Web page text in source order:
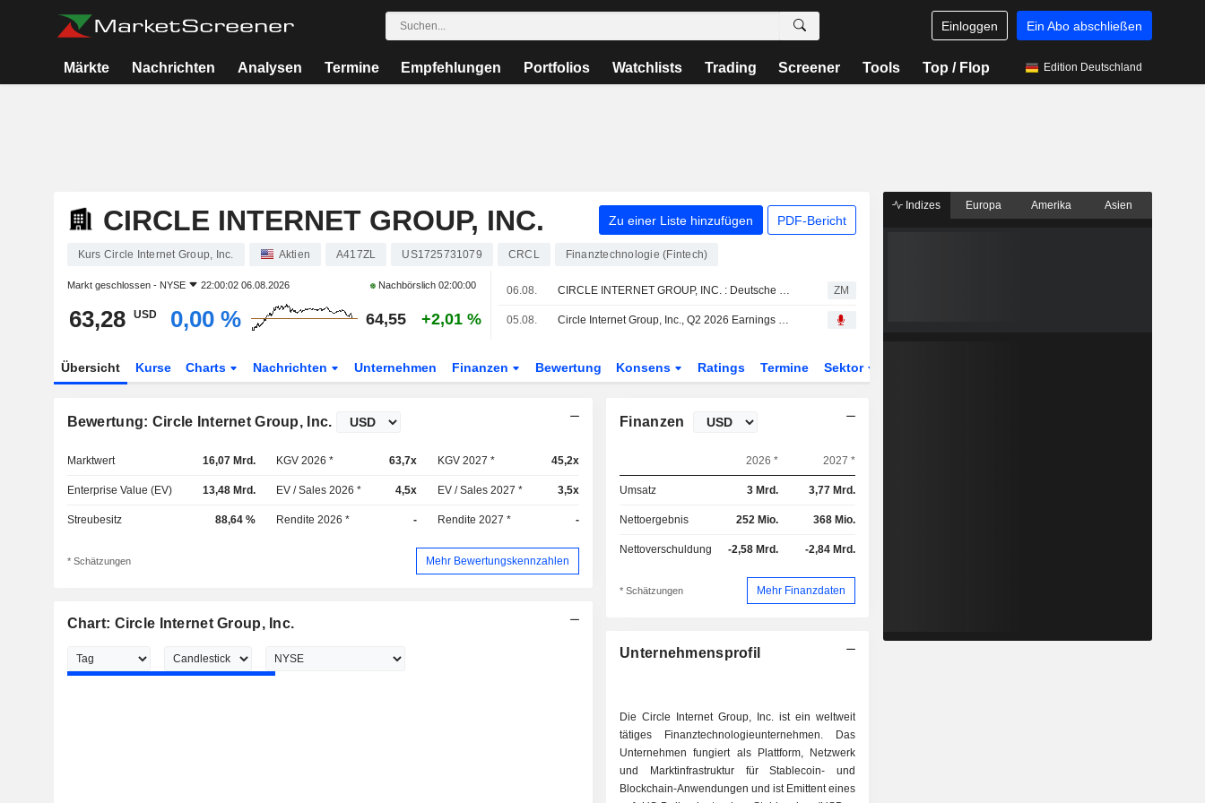
Einloggen Ein Abo abschließen
Märkte Nachrichten Analysen Termine Empfehlungen Portfolios Watchlists Trading Screener Tools Top / Flop Edition Deutschland
CIRCLE INTERNET GROUP, INC. Zu einer Liste hinzufügen PDF-Bericht
Kurs Circle Internet Group, Inc. Aktien A417ZL US1725731079 CRCL Finanztechnologie (Fintech)
Markt geschlossen - NYSE 22:00:02 06.08.2026 Nachbörslich02:00:00
63,28 USD 0,00 % 64,55 +2,01 %
06.08. CIRCLE INTERNET GROUP, INC. : Deutsche Bank Securities bekräftigt seine neutrale Bewertung ZM
05.08. Circle Internet Group, Inc., Q2 2026 Earnings Call, Aug 05, 2026
Übersicht Kurse Charts Nachrichten Unternehmen Finanzen Bewertung Konsens Ratings Termine Sektor
Bewertung: Circle Internet Group, Inc.
Marktwert 16,07 Mrd. KGV 2026 * 63,7x KGV 2027 * 45,2x
Enterprise Value (EV) 13,48 Mrd. EV / Sales 2026 * 4,5x EV / Sales 2027 * 3,5x
Streubesitz 88,64 % Rendite 2026 * - Rendite 2027 * -
* Schätzungen Mehr Bewertungskennzahlen
Chart: Circle Internet Group, Inc.
Finanzen
2026 * 2027 *
Umsatz 3 Mrd. 3,77 Mrd.
Nettoergebnis 252 Mio. 368 Mio.
Nettoverschuldung -2,58 Mrd. -2,84 Mrd.
* Schätzungen Mehr Finanzdaten
Unternehmensprofil
Die Circle Internet Group, Inc. ist ein weltweit
tätiges Finanztechnologieunternehmen. Das
Unternehmen fungiert als Plattform, Netzwerk
und Marktinfrastruktur für Stablecoin- und
Blockchain-Anwendungen und ist Emittent eines
Indizes Europa Amerika Asien